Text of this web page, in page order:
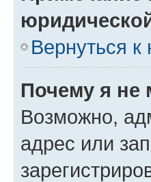
Вернуться к
Почему я не
Возможно,
адрес или